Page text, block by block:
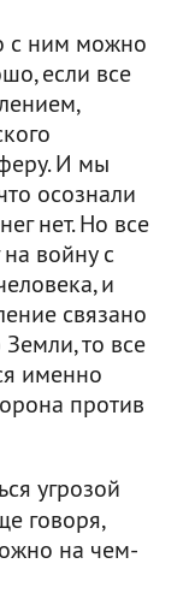
с ним можно
если все
И мы
осознали
нет. Но все
войну с
и
связано
то все
именно
против
угрозой
говоря,
на чем-